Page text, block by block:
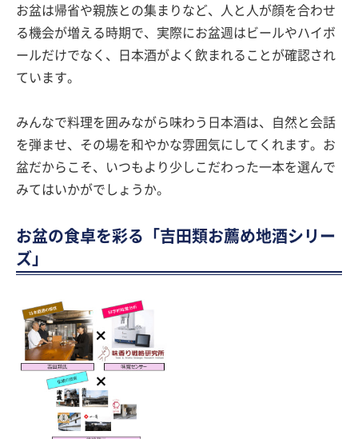
お盆は帰省や親族との集まりなど、人と人が顔を合わせ
る機会が増える時期で、実際にお盆週はビールやハイボ
ールだけでなく、日本酒がよく飲まれることが確認され
ています。
みんなで料理を囲みながら味わう日本酒は、自然と会話
を弾ませ、その場を和やかな雰囲気にしてくれます。お
盆だからこそ、いつもより少しこだわった一本を選んで
みてはいかがでしょうか。
お盆の食卓を彩る「吉田類お薦め地酒シリー
ズ」